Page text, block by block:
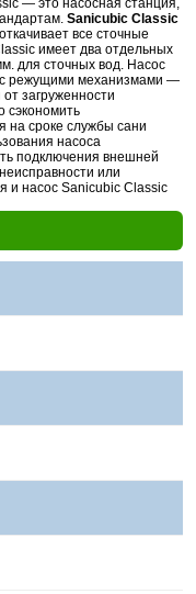
— это насосная станция,
Sanicubic Classic
все сточные
имеет два отдельных
для сточных вод. Насос
режущими механизмами —
загруженности
сэкономить
на сроке службы сани
насоса
подключения внешней
или
и насос Sanicubic Classic